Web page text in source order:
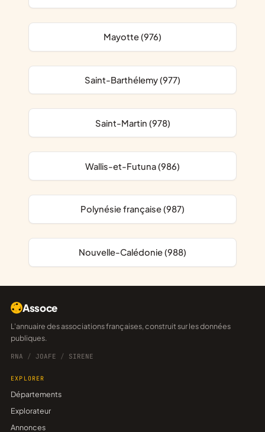
Mayotte (976)
Saint-Barthélemy (977)
Saint-Martin (978)
Wallis-et-Futuna (986)
Polynésie française (987)
Nouvelle-Calédonie (988)
Assoce
L'annuaire des associations françaises, construit sur les données
publiques.
RNA / JOAFE / SIRENE
EXPLORER
Départements
Explorateur
Annonces